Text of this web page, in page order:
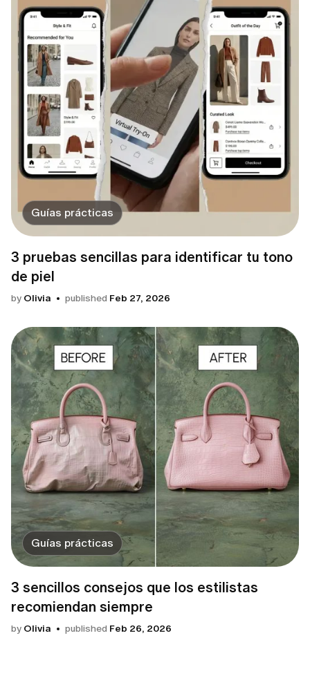
Guías prácticas
3 pruebas sencillas para identificar tu tono
de piel
by Olivia published Feb 27, 2026
Guías prácticas
3 sencillos consejos que los estilistas
recomiendan siempre
by Olivia published Feb 26, 2026